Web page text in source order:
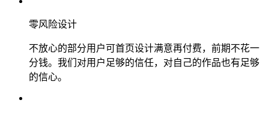
零风险设计
不放心的部分用户可首页设计满意再付费，前期不花一
分钱。我们对用户足够的信任，对自己的作品也有足够
的信心。